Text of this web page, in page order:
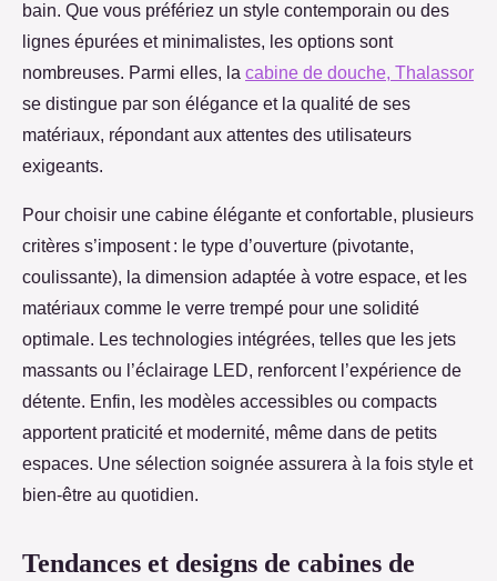
bain. Que vous préfériez un style contemporain ou des
lignes épurées et minimalistes, les options sont
nombreuses. Parmi elles, la cabine de douche, Thalassor
se distingue par son élégance et la qualité de ses
matériaux, répondant aux attentes des utilisateurs
exigeants.
Pour choisir une cabine élégante et confortable, plusieurs
critères s’imposent : le type d’ouverture (pivotante,
coulissante), la dimension adaptée à votre espace, et les
matériaux comme le verre trempé pour une solidité
optimale. Les technologies intégrées, telles que les jets
massants ou l’éclairage LED, renforcent l’expérience de
détente. Enfin, les modèles accessibles ou compacts
apportent praticité et modernité, même dans de petits
espaces. Une sélection soignée assurera à la fois style et
bien-être au quotidien.
Tendances et designs de cabines de